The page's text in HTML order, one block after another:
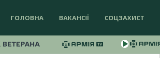
ГОЛОВНА ВАКАНСІЇ СОЦЗАХИСТ